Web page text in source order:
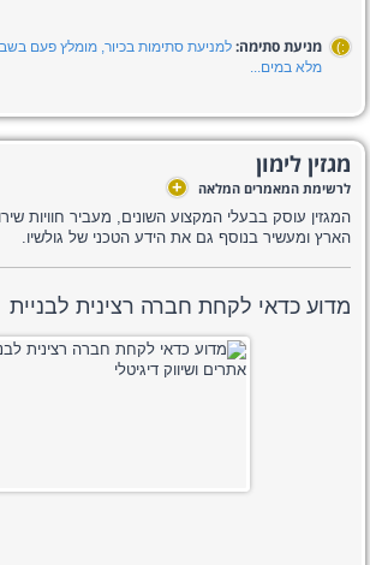
:) מניעת סתימה: למניעת סתימות בכיור, מומלץ פעם
מלא במים...
מגזין לימון
לרשימת המאמרים המלאה +
המגזין עוסק בבעלי המקצוע השונים, מעביר חוויות
הארץ ומעשיר בנוסף גם את הידע הטכני של גולשיו.
מדוע כדאי לקחת חברה רצינית לבניית